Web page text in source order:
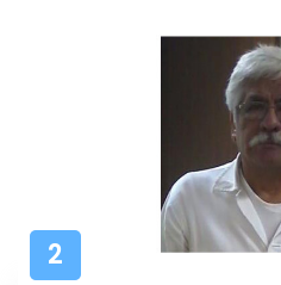
2